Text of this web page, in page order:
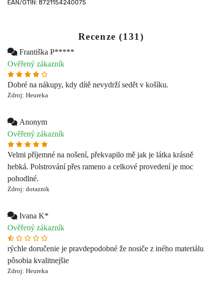
Anonym
Ověřený zákazník
Velmi příjemné na nošení, překvapilo mě jak je látka krásně
hebká. Polstrování přes rameno a celkové provedení je moc
Zdroj: dotaznik
Ivana K*
Ověřený zákazník
rýchle doručenie je pravdepodobné že nosiče z iného materiálu
pôsobia kvalitnejšie
Dominika K*****
Ověřený zákazník
S WILDRIDE sme veľmi spokojné tak ako ja tak aj moja
dcérka.Dcérka má rok a pól a wildride používame veľmi často